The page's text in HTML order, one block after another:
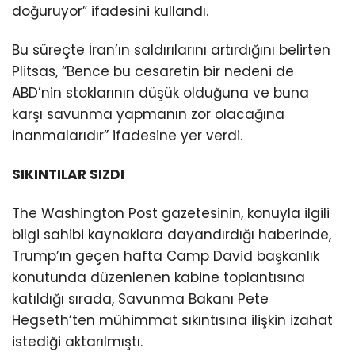
doğuruyor” ifadesini kullandı.
Bu süreçte İran’ın saldırılarını artırdığını belirten
Plitsas, “Bence bu cesaretin bir nedeni de
ABD’nin stoklarının düşük olduğuna ve buna
karşı savunma yapmanın zor olacağına
inanmalarıdır” ifadesine yer verdi.
SIKINTILAR SIZDI
The Washington Post gazetesinin, konuyla ilgili
bilgi sahibi kaynaklara dayandırdığı haberinde,
Trump’ın geçen hafta Camp David başkanlık
konutunda düzenlenen kabine toplantısına
katıldığı sırada, Savunma Bakanı Pete
Hegseth’ten mühimmat sıkıntısına ilişkin izahat
istediği aktarılmıştı.